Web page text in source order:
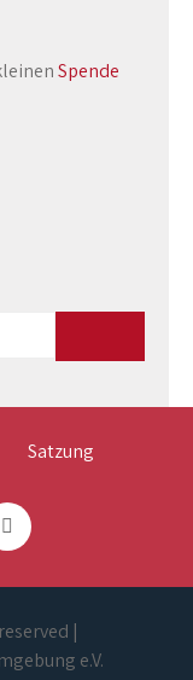
Spende
Satzung
|
e.V.